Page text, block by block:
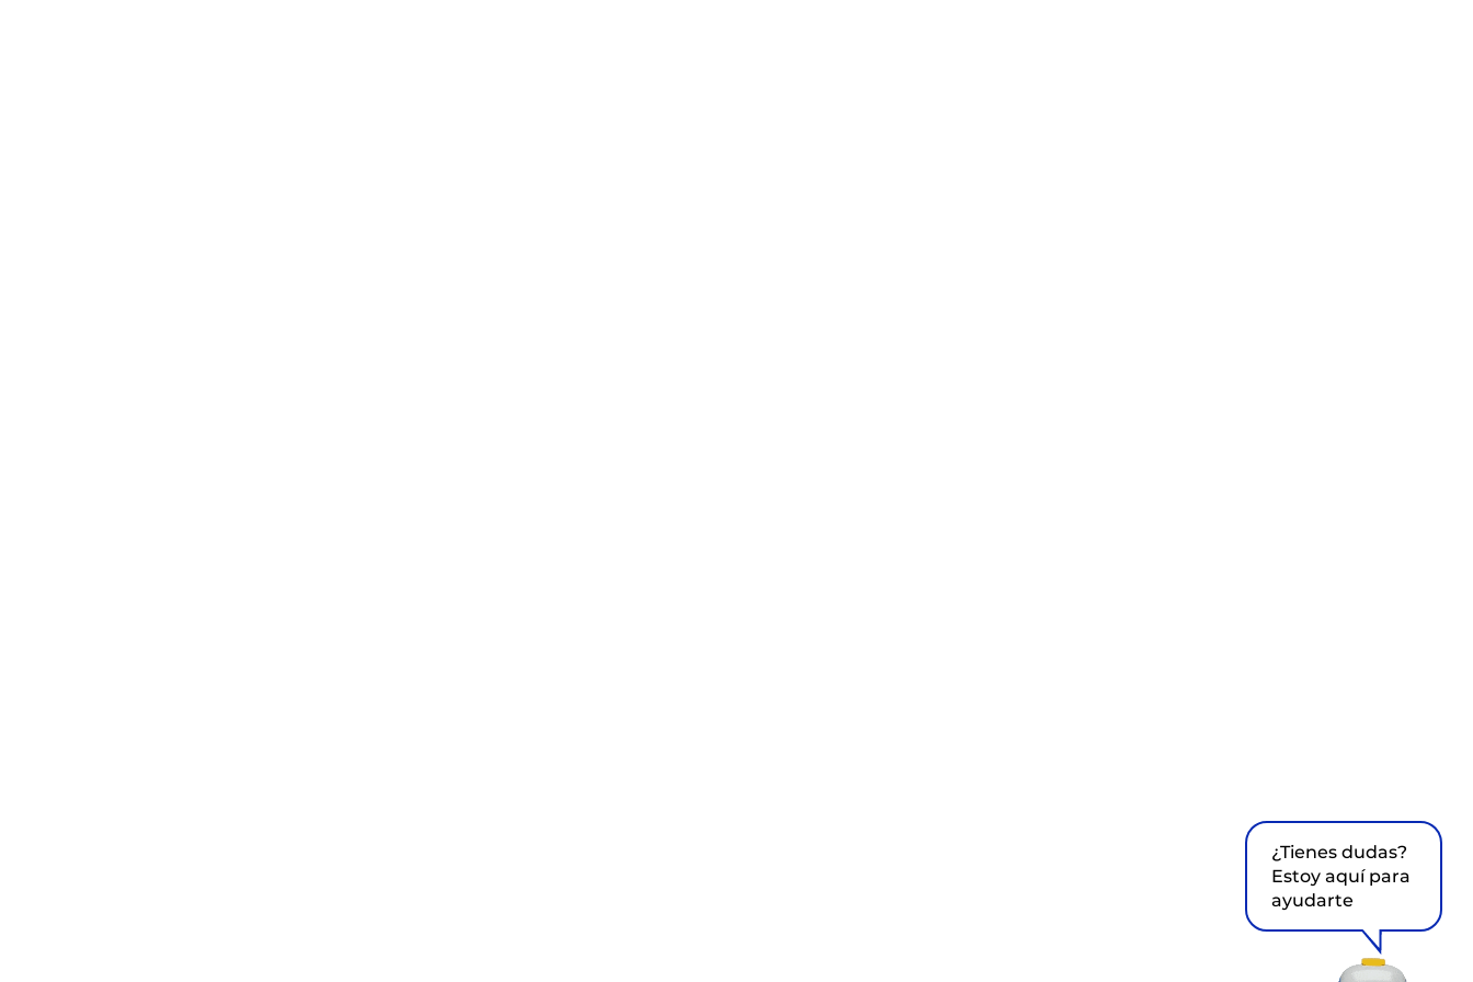
¿Tienes dudas?
Estoy aquí para
ayudarte